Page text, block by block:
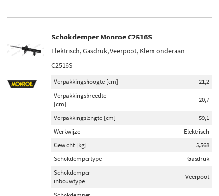
Schokdemper Monroe C2516S
Elektrisch, Gasdruk, Veerpoot, Klem onderaan
C2516S
Verpakkingshoogte [cm]
21,2
Verpakkingsbreedte
[cm]
20,7
Verpakkingslengte [cm]
59,1
Werkwijze
Elektrisch
Gewicht [kg]
5,568
Schokdempertype
Gasdruk
Schokdemper
inbouwtype
Veerpoot